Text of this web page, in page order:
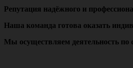
Репутация надёжного и
Наша команда готова оказать
Мы осуществляем деятельность